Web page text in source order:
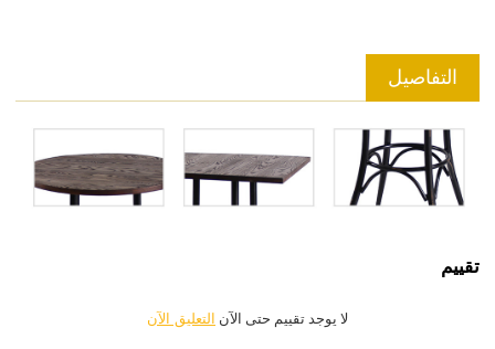
التفاصيل
تقييم
لا يوجد تقييم حتى الآن التعليق الآن